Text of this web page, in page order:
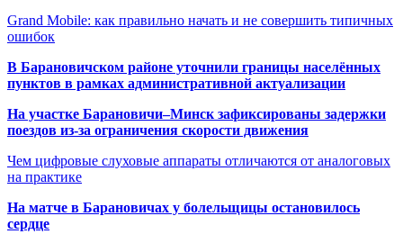
Grand Mobile: как правильно начать и не совершить типичных
ошибок
В Барановичском районе уточнили границы населённых
пунктов в рамках административной актуализации
На участке Барановичи–Минск зафиксированы задержки
поездов из-за ограничения скорости движения
Чем цифровые слуховые аппараты отличаются от аналоговых
на практике
На матче в Барановичах у болельщицы остановилось
сердце